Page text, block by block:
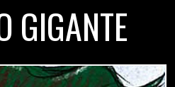
GIGANTE